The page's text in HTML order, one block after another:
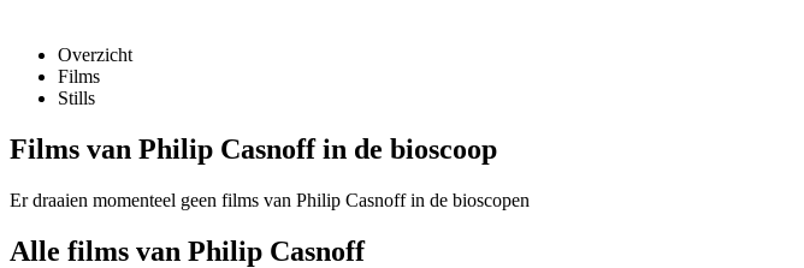
Overzicht
Films
Stills
Films van Philip Casnoff in de bioscoop
Er draaien momenteel geen films van Philip Casnoff in de bioscopen
Alle films van Philip Casnoff